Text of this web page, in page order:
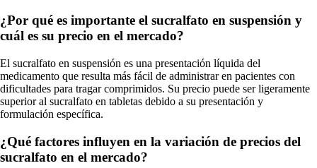
¿Por qué es importante el sucralfato en suspensión y
cuál es su precio en el mercado?
El sucralfato en suspensión es una presentación líquida del
medicamento que resulta más fácil de administrar en pacientes con
dificultades para tragar comprimidos. Su precio puede ser ligeramente
superior al sucralfato en tabletas debido a su presentación y
formulación específica.
¿Qué factores influyen en la variación de precios del
sucralfato en el mercado?